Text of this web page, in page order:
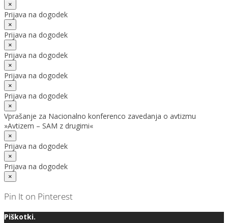
×
Prijava na dogodek
×
Prijava na dogodek
×
Prijava na dogodek
×
Prijava na dogodek
×
Prijava na dogodek
×
Vprašanje za Nacionalno konferenco zavedanja o avtizmu
»Avtizem – SAM z drugimi«
×
Prijava na dogodek
×
Prijava na dogodek
×
Pin It on Pinterest
Piškotki.